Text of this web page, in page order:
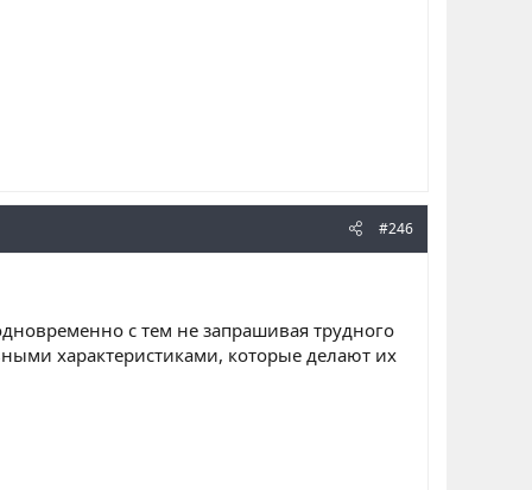
#246
с тем не запрашивая трудного
характеристиками, которые делают их